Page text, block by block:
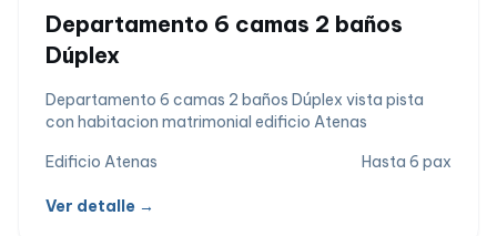
Departamento 6 camas 2 baños
Dúplex
Departamento 6 camas 2 baños Dúplex vista pista
con habitacion matrimonial edificio Atenas
Edificio Atenas
Hasta 6 pax
Ver detalle →